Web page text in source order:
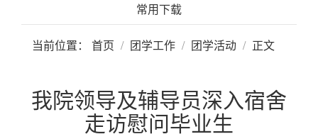
常用下载
当前位置： 首页 团学工作 团学活动 正文
我院领导及辅导员深入宿舍
走访慰问毕业生